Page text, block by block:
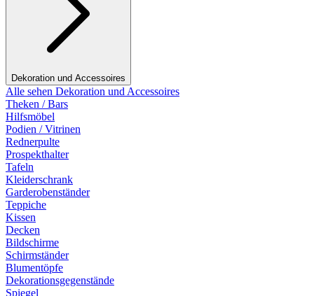
Dekoration und Accessoires
Alle sehen Dekoration und Accessoires
Theken / Bars
Hilfsmöbel
Podien / Vitrinen
Rednerpulte
Prospekthalter
Tafeln
Kleiderschrank
Garderobenständer
Teppiche
Kissen
Decken
Bildschirme
Schirmständer
Blumentöpfe
Dekorationsgegenstände
Spiegel